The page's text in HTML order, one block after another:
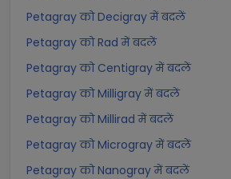
Petagray को Decigray में बदलें
Petagray को Rad में बदलें
Petagray को Centigray में बदलें
Petagray को Milligray में बदलें
Petagray को Millirad में बदलें
Petagray को Microgray में बदलें
Petagray को Nanogray में बदलें